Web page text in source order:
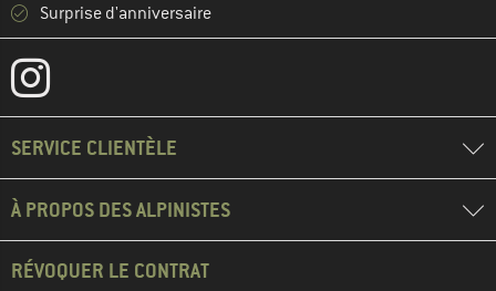
Surprise d'anniversaire
SERVICE CLIENTÈLE
À PROPOS DES ALPINISTES
RÉVOQUER LE CONTRAT